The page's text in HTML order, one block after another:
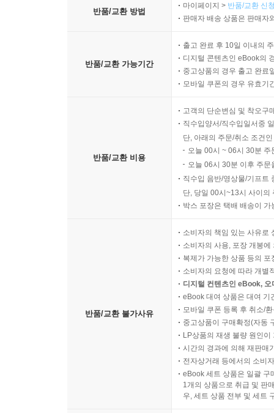
반품/교환 방법
마이페이지 > 반품/교환 신
판매자 배송 상품은 판매자
반품/교환 가능기간
출고 완료 후 10일 이내의
디지털 콘텐츠인 eBook의
중고상품의 경우 출고 완료
모바일 쿠폰의 경우 유효기
반품/교환 비용
고객의 단순변심 및 착오구
직수입양서/직수입일서중
단, 아래의 주문/취소 조건
오늘 00시 ~ 06시 30분
오늘 06시 30분 이후 주
직수입 음반/영상물/기프트
단, 당일 00시~13시 사이의
박스 포장은 택배 배송이
반품/교환 불가사유
소비자의 책임 있는 사유로
소비자의 사용, 포장 개봉
복제가 가능한 상품 등의
소비자의 요청에 따라 개별
디지털 컨텐츠인 eBook,
eBook 대여 상품은 대여 기
모바일 쿠폰 등록 후 취소/
중고상품이 구매확정(자동
LP상품의 재생 불량 원인
시간의 경과에 의해 재판매
전자상거래 등에서의 소비
eBook 세트 상품은 일괄 구
1개의 상품으로 취급 및 판
우, 세트 상품 전부 및 세트